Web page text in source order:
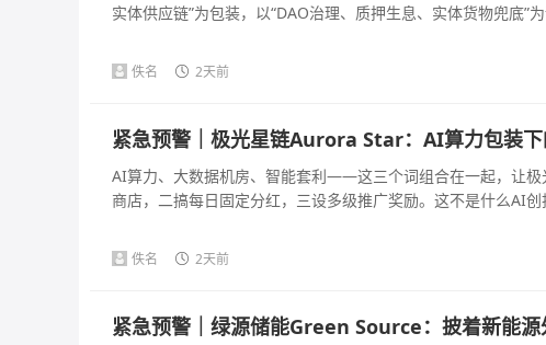
实体供应链”为包装，以“DAO治理、质押生息、实体货物兜底”
佚名 2天前
紧急预警｜极光星链Aurora Star：AI算力包装
AI算力、大数据机房、智能套利——这三个词组合在一起，让
商店，二搞每日固定分红，三设多级推广奖励。这不是什么AI创
佚名 2天前
紧急预警｜绿源储能Green Source：披着新能